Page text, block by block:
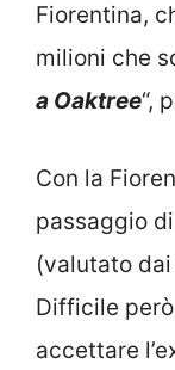
Fiorentina,
milioni che
a Oaktree“,
Con la
passaggio di
(valutato
Difficile
accettare